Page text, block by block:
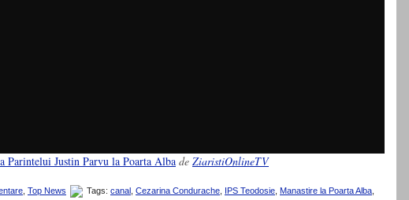
Parintelui Justin Parvu la Poarta Alba de ZiaristiOnlineTV
Top News Tags: canal Cezarina Condurache IPS Teodosie Manastire la Poarta Alba